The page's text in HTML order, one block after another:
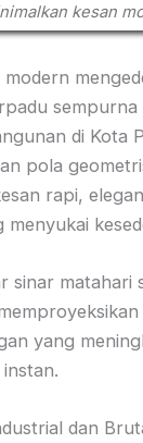
kesan
modern
di Kota
pola
rapi,
menyukai
sinar matahari
yang
dan